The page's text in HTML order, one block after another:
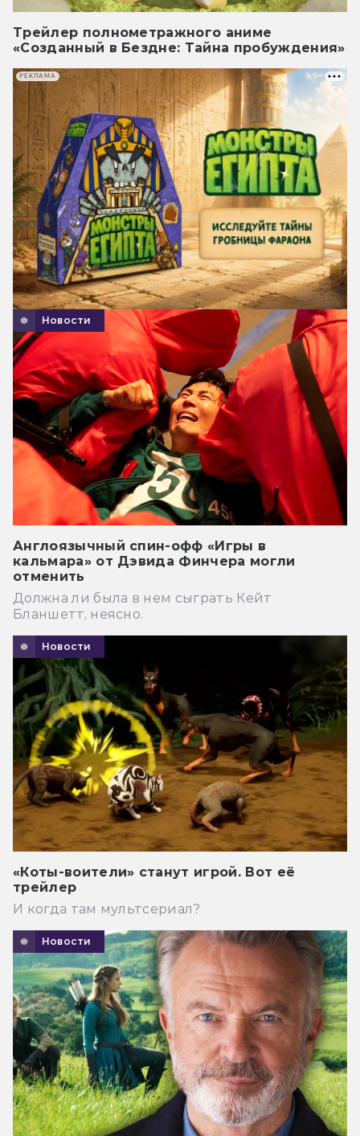
Трейлер полнометражного аниме
«Созданный в Бездне: Тайна пробуждения»
Новости
Англоязычный спин-офф «Игры в
кальмара» от Дэвида Финчера могли
отменить
Должна ли была в нем сыграть Кейт
Бланшетт, неясно.
Новости
«Коты-воители» станут игрой. Вот её
трейлер
И когда там мультсериал?
Новости
РЕКЛАМА